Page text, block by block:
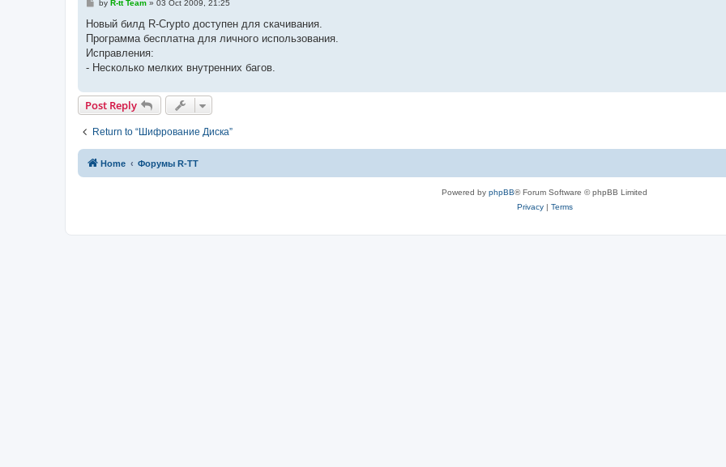
s
by R-tt Team» 03 Oct 2009, 21:25
Новый билд R-Crypto доступен для скачивания.
Программа бесплатна для личного использования.
Исправления:
- Несколько мелких внутренних багов.
Post Reply
Return to “Шифрование Диска”
Home Форумы R-TT
Powered by phpBB® Forum Software © phpBB Limited
Privacy| Terms